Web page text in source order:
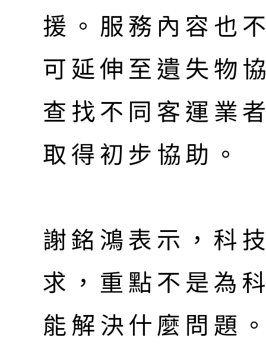
援。服務內容也
可延伸至遺失物
查找不同客運業
取得初步協助。
謝銘鴻表示，科
求，重點不是為
能解決什麼問題